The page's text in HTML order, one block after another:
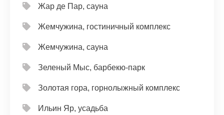
Жар де Пар, сауна
Жемчужина, гостиничный комплекс
Жемчужина, сауна
Зеленый Мыс, барбекю-парк
Золотая гора, горнолыжный комплекс
Ильин Яр, усадьба